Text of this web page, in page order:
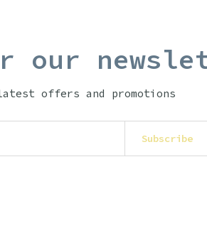
our
offers and promotions
Subscribe